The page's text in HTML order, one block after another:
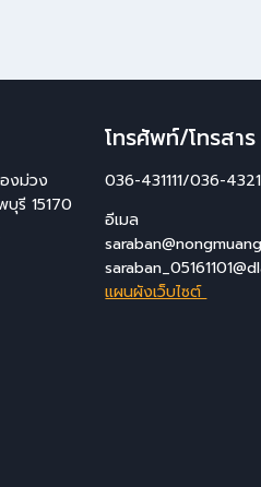
งม่วง
รี 15170
โทรศัพท์/โทรสาร
036-431111/036-
อีเมล
แผนผังเว็บไซต์